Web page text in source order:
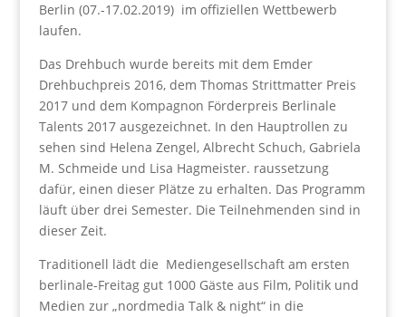
Berlin (07.-17.02.2019) im offiziellen Wettbewerb
laufen.
Das Drehbuch wurde bereits mit dem Emder
Drehbuchpreis 2016, dem Thomas Strittmatter Preis
2017 und dem Kompagnon Förderpreis Berlinale
Talents 2017 ausgezeichnet. In den Hauptrollen zu
sehen sind Helena Zengel, Albrecht Schuch, Gabriela
M. Schmeide und Lisa Hagmeister. raussetzung
dafür, einen dieser Plätze zu erhalten. Das Programm
läuft über drei Semester. Die Teilnehmenden sind in
dieser Zeit.
Traditionell lädt die Mediengesellschaft am ersten
berlinale-Freitag gut 1000 Gäste aus Film, Politik und
Medien zur „nordmedia Talk & night“ in die